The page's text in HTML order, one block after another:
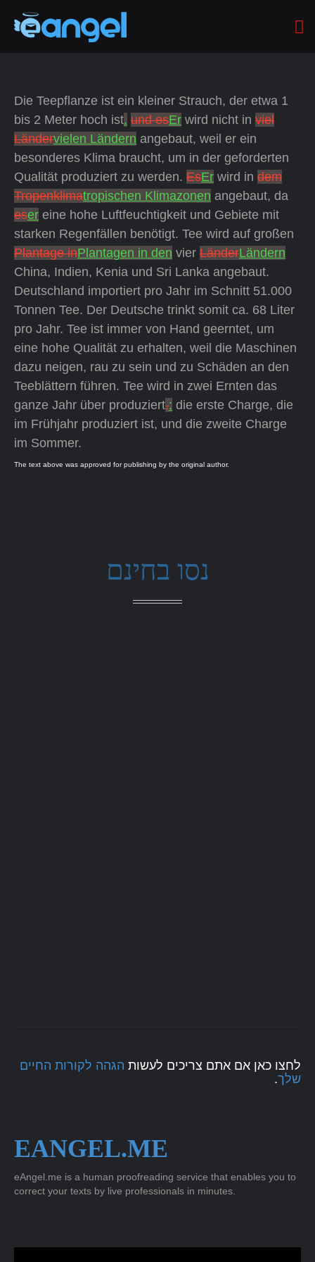
Die Teepflanze ist ein kleiner Strauch, der etwa 1
bis 2 Meter hoch ist. und esEr wird nicht in viel
Ländervielen Ländern angebaut, weil er ein
besonderes Klima braucht, um in der geforderten
Qualität produziert zu werden. EsEr wird in dem
Tropenklimatropischen Klimazonen angebaut, da
eser eine hohe Luftfeuchtigkeit und Gebiete mit
starken Regenfällen benötigt. Tee wird auf großen
Plantage inPlantagen in den vier LänderLändern
China, Indien, Kenia und Sri Lanka angebaut.
Deutschland importiert pro Jahr im Schnitt 51.000
Tonnen Tee. Der Deutsche trinkt somit ca. 68 Liter
pro Jahr. Tee ist immer von Hand geerntet, um
eine hohe Qualität zu erhalten, weil die Maschinen
dazu neigen, rau zu sein und zu Schäden an den
Teeblättern führen. Tee wird in zwei Ernten das
ganze Jahr über produziert,: die erste Charge, die
im Frühjahr produziert ist, und die zweite Charge
im Sommer.
The text above was approved for publishing by the original author.
נסו בחינם
לחצו כאן אם אתם צריכים לעשות הגהה לקורות החיים
שלך.
EANGEL.ME
eAngel.me is a human proofreading service that enables you to
correct your texts by live professionals in minutes.